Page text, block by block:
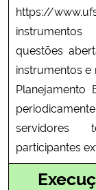
https://
questões
instrumentos
Planejamento
servidores
participantes